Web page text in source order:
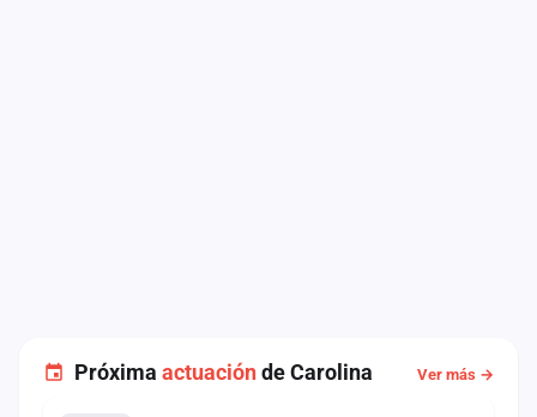
Próxima actuaciónde Carolina Ver más →